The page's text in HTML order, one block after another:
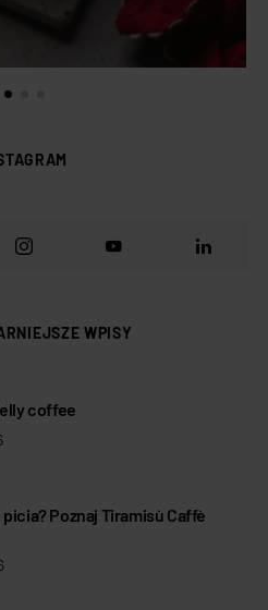
WPISY
coffee
Poznaj Tiramisù Caffè